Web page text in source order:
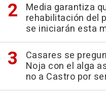
Media garantiza
rehabilitación del
se iniciarán esta
Casares se
Noja con el alga
no a Castro por